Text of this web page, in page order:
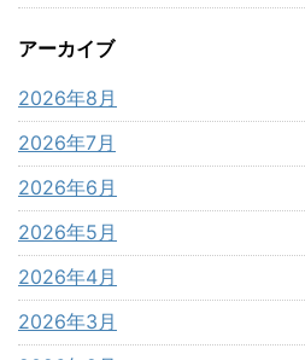
アーカイブ
2026年8月
2026年7月
2026年6月
2026年5月
2026年4月
2026年3月